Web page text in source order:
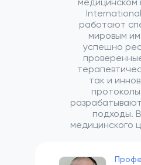
работают
мировым
успешно
так и
подходы.
медицинского